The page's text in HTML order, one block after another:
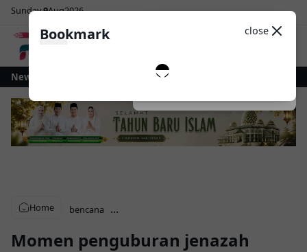
Sunday9Aug2026
Light
NewsAlun Paloko Kinalang Pemkot Kotamobagu dan KPP Pratama
Home bencana ...
Momen penguburan jenazah
Bookmark close